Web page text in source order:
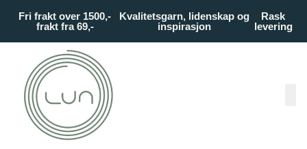
Fri frakt over 1500,-
frakt fra 69,-
Kvalitetsgarn, lidenskap og
inspirasjon
Rask
levering